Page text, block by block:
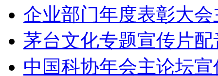
企业部门年度表彰大
茅台文化专题宣传片
中国科协年会主论坛